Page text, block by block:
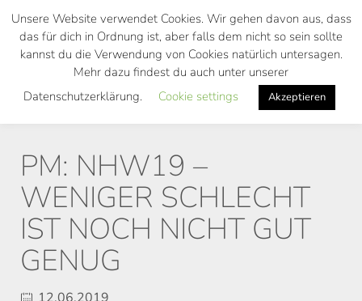
Skip
main
PM: NHW19 –
WENIGER SCHLECHT
IST NOCH NICHT GUT
GENUG
12.06.2019
Unsere Website verwendet Cookies. Wir gehen davon aus, dass
das für dich in Ordnung ist, aber falls dem nicht so sein sollte
kannst du die Verwendung von Cookies natürlich untersagen.
Mehr dazu findest du auch unter unserer
Datenschutzerklärung.
Cookie settings Akzeptieren